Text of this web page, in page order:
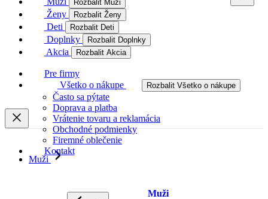
Rozbalit Muži
Ženy Rozbalit Ženy
Deti Rozbalit Deti
Doplnky Rozbalit Doplnky
Akcia Rozbalit Akcia
Pre firmy
Všetko o nákupe
Rozbalit Všetko o nákupe
Často sa pýtate
Doprava a platba
Vrátenie tovaru a reklamácia
Obchodné podmienky
Firemné oblečenie
Kontakt
Muži
Muži